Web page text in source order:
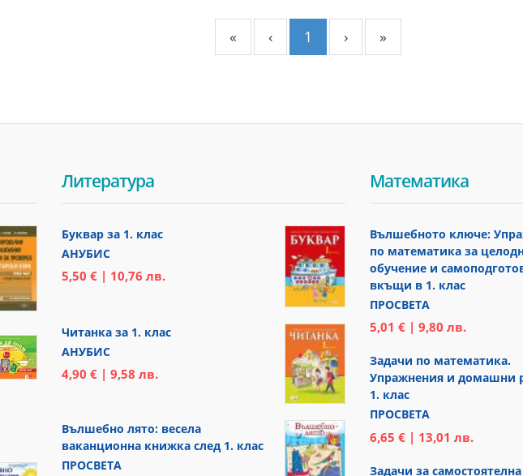
« ‹ 1 › »
Литература
Буквар за 1. клас
АНУБИС
5,50 € | 10,76 лв.
Читанка за 1. клас
АНУБИС
4,90 € | 9,58 лв.
Вълшебно лято: весела
ваканционна книжка след 1. клас
ПРОСВЕТА
Математика
Вълшебното ключе:
по математика за
обучение и
вкъщи в 1. клас
ПРОСВЕТА
5,01 € | 9,80 лв.
Задачи по математика.
Упражнения и домашни
1. клас
ПРОСВЕТА
6,65 € | 13,01 лв.
Задачи за